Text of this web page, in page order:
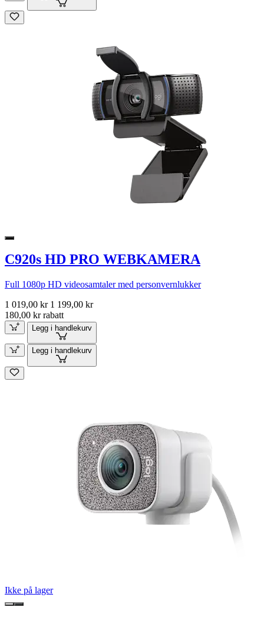
C920s HD PRO WEBKAMERA
Full 1080p HD videosamtaler med personvernlukker
1 019,00 kr 1 199,00 kr
180,00 kr rabatt
Legg i handlekurv
Legg i handlekurv
Ikke på lager